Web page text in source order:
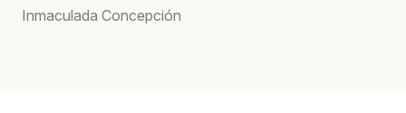
Inmaculada Concepción